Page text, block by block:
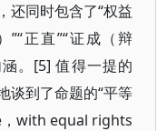
还同时包含了“权益
”“正直”“证成（辩
。[5] 值得一提的
谈到了命题的“平等
with equal rights